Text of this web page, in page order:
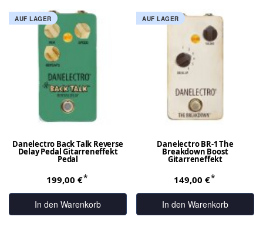
AUF LAGER
Danelectro Back Talk Reverse
Delay Pedal Gitarreneffekt
Pedal
199,00 €*
In den Warenkorb
AUF LAGER
Danelectro BR-1 The
Breakdown Boost
Gitarreneffekt
149,00 €*
In den Warenkorb